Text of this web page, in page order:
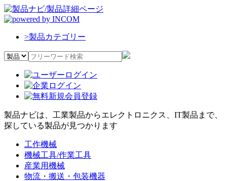
>製品カテゴリー
製品ナビは、工業製品からエレクトロニクス、IT製品まで、
探している製品が見つかります
工作機械
機械工具/作業工具
産業用機械
物流・搬送・包装機器